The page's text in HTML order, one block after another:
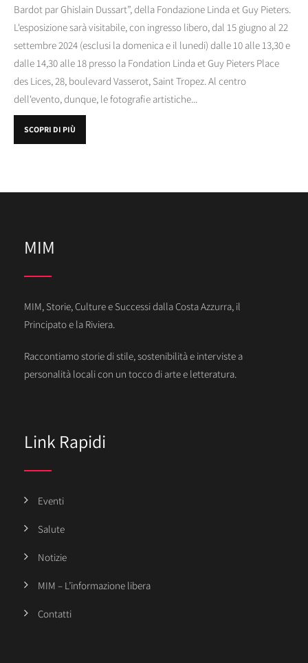
Bardot par Ghislain Dussart”, della Fondazione Linda et Guy Pieters.
L'esposizione sarà visitabile, con ingresso libero, dal 15 giugno al 22
settembre 2024 (esclusi la domenica e il lunedi) dalle 10 alle 13,30 e
dalle 14,30 alle 18 presso la Fondation Linda et Guy Pieters Place
des Lices, 28, boulevard Vasserot, Saint Tropez. Al centro
dell'evento, dunque, le fotografie artistiche...
SCOPRI DI PIÙ
MIM
MIM, Storie, Culture e Successi dalla Costa Azzurra, il
Principato e la Riviera.
Raccontiamo storie di stile, sostenibilità e interviste a
personalità locali con un tocco di arte e letteratura.
Link Rapidi
Eventi
Salute
Notizie
MIM – L’informazione libera
Contatti